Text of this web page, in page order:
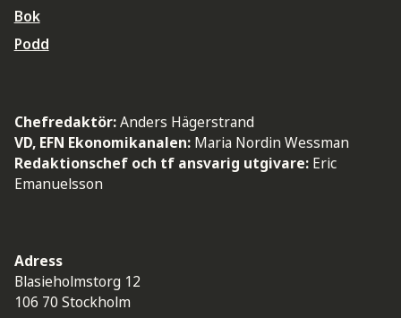
Bok
Podd
Chefredaktör:Anders Hägerstrand
VD, EFN Ekonomikanalen: Maria Nordin Wessman
Redaktionschef och tf ansvarig utgivare: Eric
Emanuelsson
Adress
Blasieholmstorg 12
106 70 Stockholm